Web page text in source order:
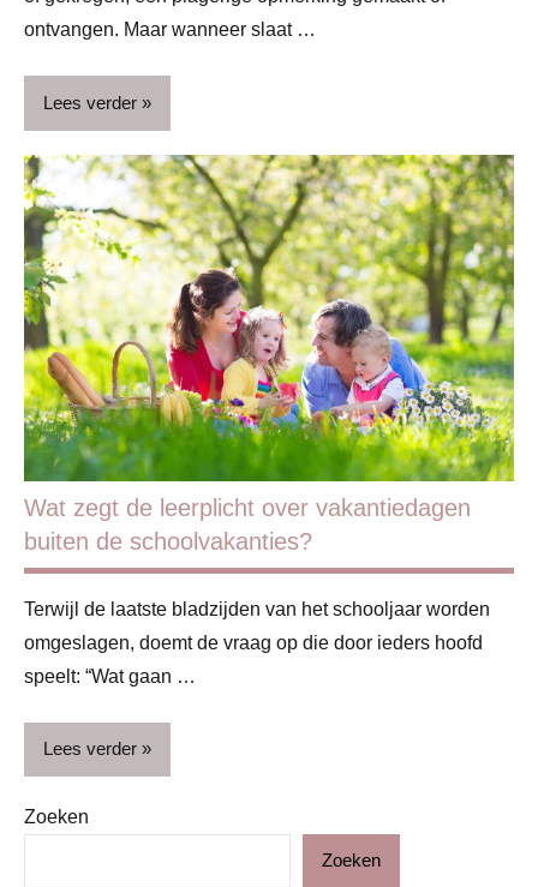
ontvangen. Maar wanneer slaat …
Lees verder
Basisschool
Blog
Gezin
Kinderen
Ontwikkeling
& verzorging
Schoolkind
Wat zegt de leerplicht over vakantiedagen
buiten de schoolvakanties?
Terwijl de laatste bladzijden van het schooljaar worden
omgeslagen, doemt de vraag op die door ieders hoofd
speelt: “Wat gaan …
Lees verder
Basisschool
Zoeken
Zoeken